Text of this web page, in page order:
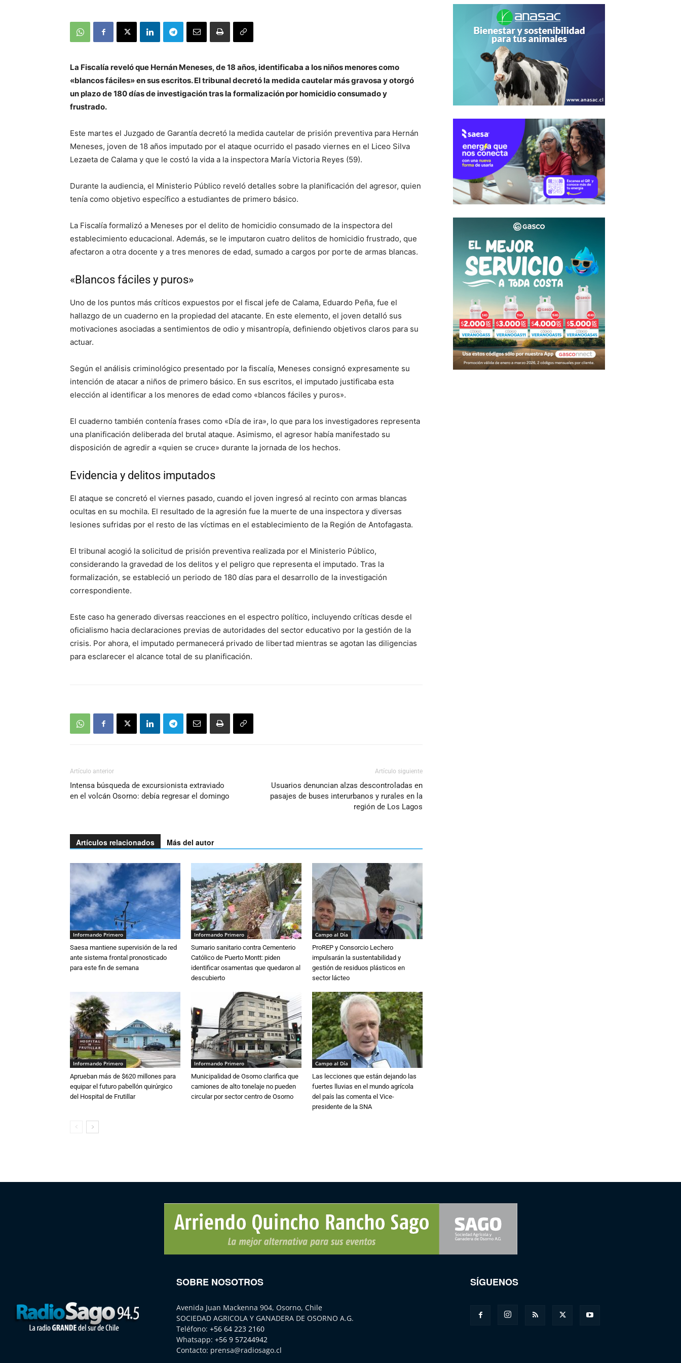
La Fiscalía reveló que Hernán Meneses, de 18 años, identificaba a los niños menores como
«blancos fáciles» en sus escritos. El tribunal decretó la medida cautelar más gravosa y otorgó
un plazo de 180 días de investigación tras la formalización por homicidio consumado y
frustrado.
Este martes el Juzgado de Garantía decretó la medida cautelar de prisión preventiva para Hernán
Meneses, joven de 18 años imputado por el ataque ocurrido el pasado viernes en el Liceo Silva
Lezaeta de Calama y que le costó la vida a la inspectora María Victoria Reyes (59).
Durante la audiencia, el Ministerio Público reveló detalles sobre la planificación del agresor, quien
tenía como objetivo específico a estudiantes de primero básico.
La Fiscalía formalizó a Meneses por el delito de homicidio consumado de la inspectora del
establecimiento educacional. Además, se le imputaron cuatro delitos de homicidio frustrado, que
afectaron a otra docente y a tres menores de edad, sumado a cargos por porte de armas blancas.
«Blancos fáciles y puros»
Uno de los puntos más críticos expuestos por el fiscal jefe de Calama, Eduardo Peña, fue el
hallazgo de un cuaderno en la propiedad del atacante. En este elemento, el joven detalló sus
motivaciones asociadas a sentimientos de odio y misantropía, definiendo objetivos claros para su
actuar.
Según el análisis criminológico presentado por la fiscalía, Meneses consignó expresamente su
intención de atacar a niños de primero básico. En sus escritos, el imputado justificaba esta
elección al identificar a los menores de edad como «blancos fáciles y puros».
El cuaderno también contenía frases como «Día de ira», lo que para los investigadores representa
una planificación deliberada del brutal ataque. Asimismo, el agresor había manifestado su
disposición de agredir a «quien se cruce» durante la jornada de los hechos.
Evidencia y delitos imputados
El ataque se concretó el viernes pasado, cuando el joven ingresó al recinto con armas blancas
ocultas en su mochila. El resultado de la agresión fue la muerte de una inspectora y diversas
lesiones sufridas por el resto de las víctimas en el establecimiento de la Región de Antofagasta.
El tribunal acogió la solicitud de prisión preventiva realizada por el Ministerio Público,
considerando la gravedad de los delitos y el peligro que representa el imputado. Tras la
formalización, se estableció un periodo de 180 días para el desarrollo de la investigación
correspondiente.
Este caso ha generado diversas reacciones en el espectro político, incluyendo críticas desde el
oficialismo hacia declaraciones previas de autoridades del sector educativo por la gestión de la
crisis. Por ahora, el imputado permanecerá privado de libertad mientras se agotan las diligencias
para esclarecer el alcance total de su planificación.
Artículo anterior
Intensa búsqueda de excursionista extraviado
en el volcán Osorno: debía regresar el domingo
Artículo siguiente
Usuarios denuncian alzas descontroladas en
pasajes de buses interurbanos y rurales en la
región de Los Lagos
Artículos relacionados Más del autor
Informando Primero
Saesa mantiene supervisión de la red
ante sistema frontal pronosticado
para este fin de semana
Informando Primero
Sumario sanitario contra Cementerio
Católico de Puerto Montt: piden
identificar osamentas que quedaron al
descubierto
Campo al Día
ProREP y Consorcio Lechero
impulsarán la sustentabilidad y
gestión de residuos plásticos en
sector lácteo
Informando Primero
Aprueban más de $620 millones para
equipar el futuro pabellón quirúrgico
del Hospital de Frutillar
Informando Primero
Municipalidad de Osorno clarifica que
camiones de alto tonelaje no pueden
circular por sector centro de Osorno
Campo al Día
Las lecciones que están dejando las
fuertes lluvias en el mundo agrícola
del país las comenta el Vice-
presidente de la SNA
SOBRE NOSOTROS
Avenida Juan Mackenna 904, Osorno, Chile
SOCIEDAD AGRICOLA Y GANADERA DE OSORNO A.G.
Teléfono: +56 64 223 2160
Whatsapp: +56 9 57244942
Contacto: prensa@radiosago.cl
SÍGUENOS